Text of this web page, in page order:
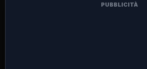
PUBBLICITÀ